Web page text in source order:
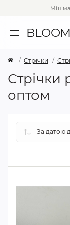
Стрічки
Стрічки
оптом